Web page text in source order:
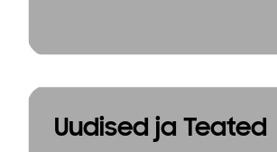
Uudised ja Teated